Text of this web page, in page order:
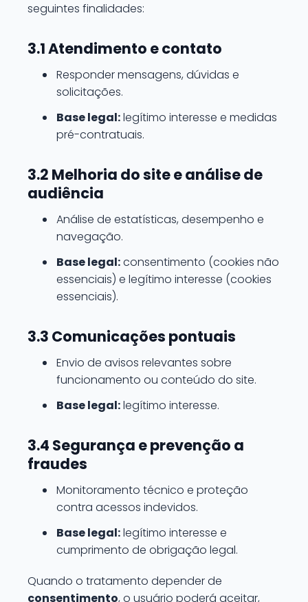
seguintes finalidades:
3.1 Atendimento e contato
Responder mensagens, dúvidas e
solicitações.
Base legal:legítimo interesse e medidas
pré-contratuais.
3.2 Melhoria do site e análise de
audiência
Análise de estatísticas, desempenho e
navegação.
Base legal:consentimento (cookies não
essenciais) e legítimo interesse (cookies
essenciais).
3.3 Comunicações pontuais
Envio de avisos relevantes sobre
funcionamento ou conteúdo do site.
Base legal:legítimo interesse.
3.4 Segurança e prevenção a
fraudes
Monitoramento técnico e proteção
contra acessos indevidos.
Base legal:legítimo interesse e
cumprimento de obrigação legal.
Quando o tratamento depender de
consentimento, o usuário poderá aceitar,